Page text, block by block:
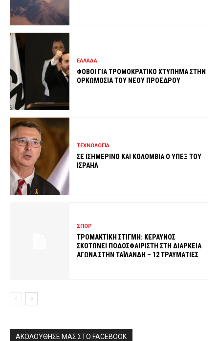
ΕΛΛΑΔΑ
ΦΟΒΟΙ ΓΙΑ ΤΡΟΜΟΚΡΑΤΙΚΟ ΧΤΥΠΗΜΑ ΣΤΗΝ
ΟΡΚΩΜΟΣΙΑ ΤΟΥ ΝΕΟΥ ΠΡΟΕΔΡΟΥ
ΤΕΧΝΟΛΟΓΙΑ
ΣΕ ΙΣΗΜΕΡΙΝΟ ΚΑΙ ΚΟΛΟΜΒΙΑ Ο ΥΠΕΞ ΤΟΥ
ΙΣΡΑΗΛ
ΣΠΟΡ
ΤΡΟΜΑΚΤΙΚΗ ΣΤΙΓΜΗ: ΚΕΡΑΥΝΟΣ
ΣΚΟΤΩΝΕΙ ΠΟΔΟΣΦΑΙΡΙΣΤΗ ΣΤΗ ΔΙΑΡΚΕΙΑ
ΑΓΩΝΑ ΣΤΗΝ ΤΑΪΛΑΝΔΗ – 12 ΤΡΑΥΜΑΤΙΕΣ
ΑΚΟΛΟΥΘΗΣΕ ΜΑΣ ΣΤΟ FACEBOOK